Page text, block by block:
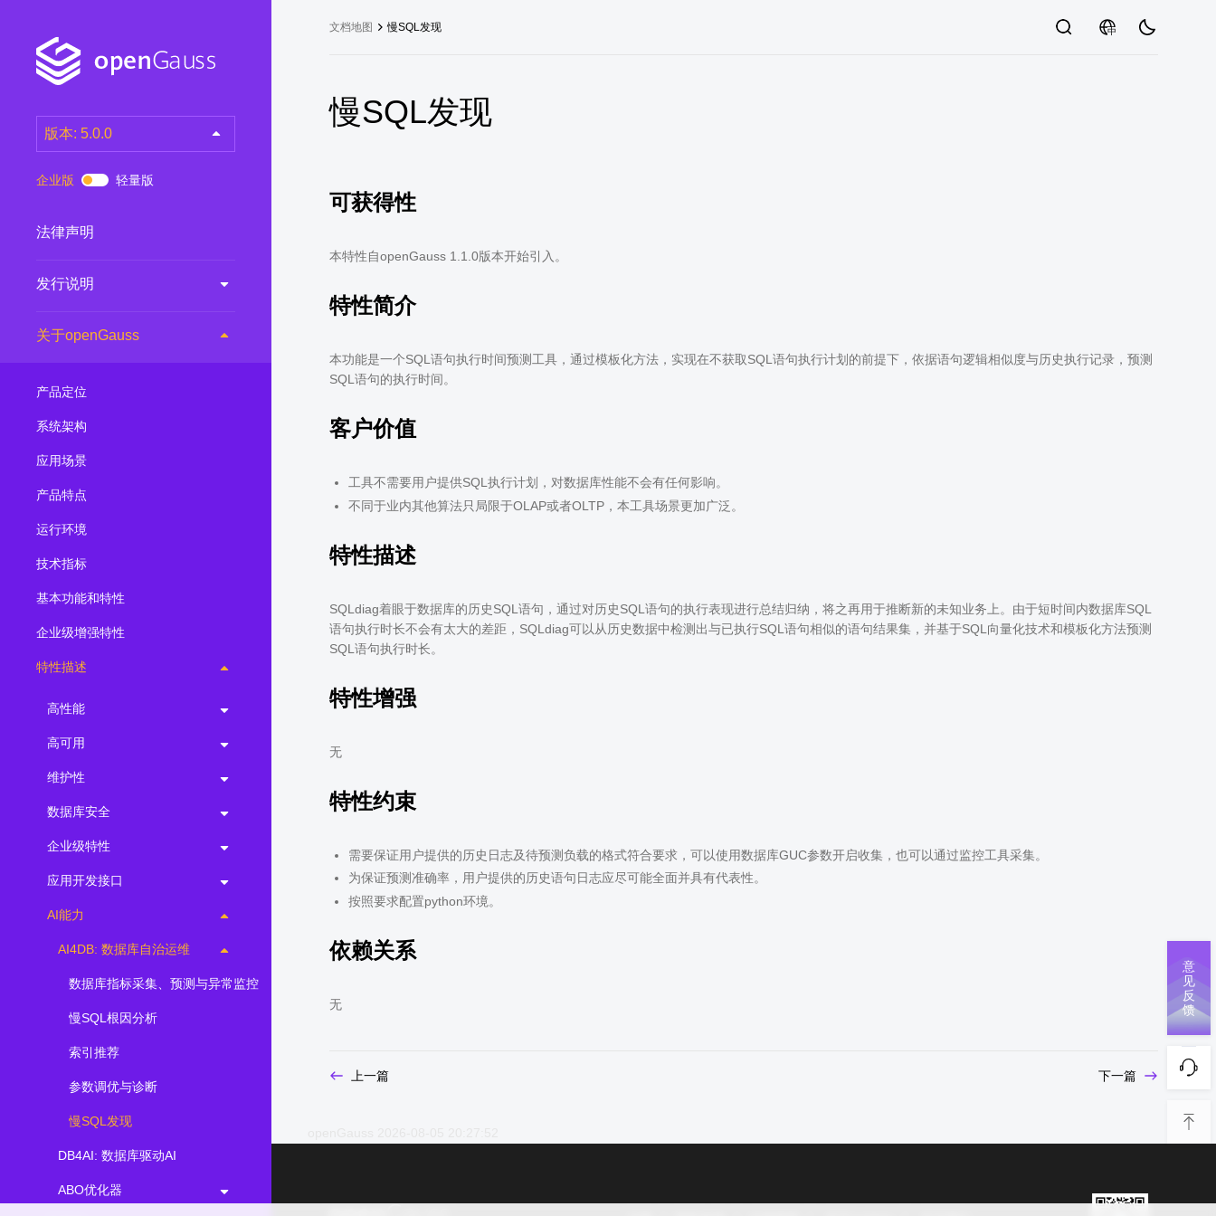
版本: 5.0.0
7.0.0-RC2
6.0.0 (LTS)
5.1.0 (Preview)
3.0.0 (LTS)
2.0.0 (LTS)
3.1.1 (EOM)
3.1.0 (EOM)
1.1.0 (EOM)
1.0.1 (EOM)
1.0.0 (EOM)
企业版 轻量版
法律声明
发行说明
关于openGauss
产品定位
系统架构
应用场景
产品特点
运行环境
技术指标
基本功能和特性
企业级增强特性
特性描述
高性能
高可用
维护性
数据库安全
企业级特性
应用开发接口
AI能力
AI4DB: 数据库自治运维
数据库指标采集、预测与异常监控
慢SQL根因分析
索引推荐
参数调优与诊断
慢SQL发现
DB4AI: 数据库驱动AI
ABO优化器
文档地图 慢SQL发现 中
慢SQL发现
可获得性
本特性自openGauss 1.1.0版本开始引入。
特性简介
本功能是一个SQL语句执行时间预测工具，通过模板化方法，实现在不获取SQL语句执行计划的前提下，依据语句逻辑相似度与历史执行记录，预测
SQL语句的执行时间。
客户价值
工具不需要用户提供SQL执行计划，对数据库性能不会有任何影响。
不同于业内其他算法只局限于OLAP或者OLTP，本工具场景更加广泛。
特性描述
SQLdiag着眼于数据库的历史SQL语句，通过对历史SQL语句的执行表现进行总结归纳，将之再用于推断新的未知业务上。由于短时间内数据库SQL
语句执行时长不会有太大的差距，SQLdiag可以从历史数据中检测出与已执行SQL语句相似的语句结果集，并基于SQL向量化技术和模板化方法预测
SQL语句执行时长。
特性增强
无
特性约束
需要保证用户提供的历史日志及待预测负载的格式符合要求，可以使用数据库GUC参数开启收集，也可以通过监控工具采集。
为保证预测准确率，用户提供的历史语句日志应尽可能全面并具有代表性。
按照要求配置python环境。
依赖关系
无
上一篇 下一篇
意
见
反
馈